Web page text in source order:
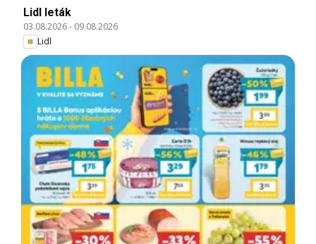
Lidl leták
03.08.2026- 09.08.2026
Lidl